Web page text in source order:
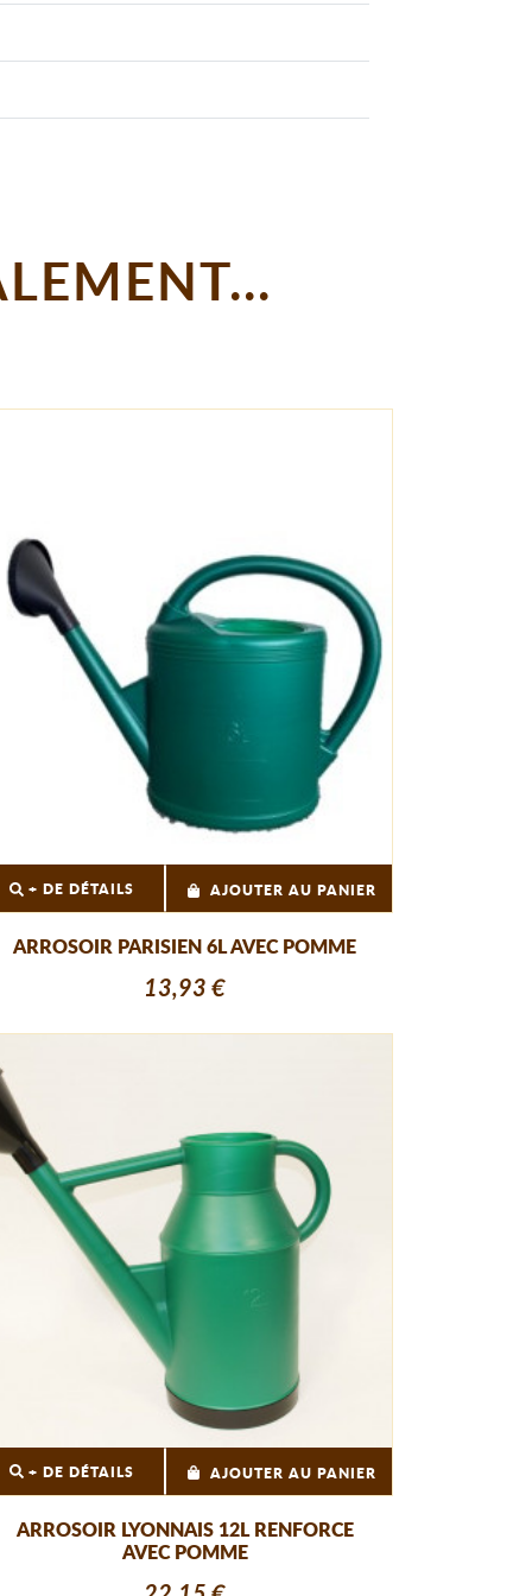
+ DE DÉTAILS AJOUTER AU PANIER
ARROSOIR PARISIEN 6L AVEC POMME
13,93 €
+ DE DÉTAILS AJOUTER AU PANIER
ARROSOIR LYONNAIS 12L RENFORCE
AVEC POMME